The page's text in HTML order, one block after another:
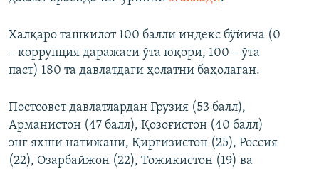
Халқаро ташкилот 100 балли индекс бўйича (0
– коррупция даражаси ўта юқори, 100 – ўта
паст) 180 та давлатдаги ҳолатни баҳолаган.
Постсовет давлатлардан Грузия (53 балл),
Арманистон (47 балл), Қозоғистон (40 балл)
энг яхши натижани, Қирғизистон (25), Россия
(22), Озарбайжон (22), Тожикистон (19) ва